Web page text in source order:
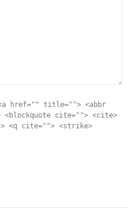
href="" title=""> <abbr
cite=""> <cite>
<q cite=""> <strike>